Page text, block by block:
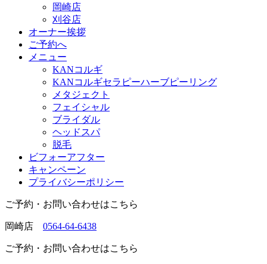
岡崎店
刈谷店
オーナー挨拶
ご予約へ
メニュー
KANコルギ
KANコルギセラピーハーブピーリング
メタジェクト
フェイシャル
ブライダル
ヘッドスパ
脱毛
ビフォーアフター
キャンペーン
プライバシーポリシー
ご予約・お問い合わせはこちら
岡崎店 0564-64-6438
ご予約・お問い合わせはこちら